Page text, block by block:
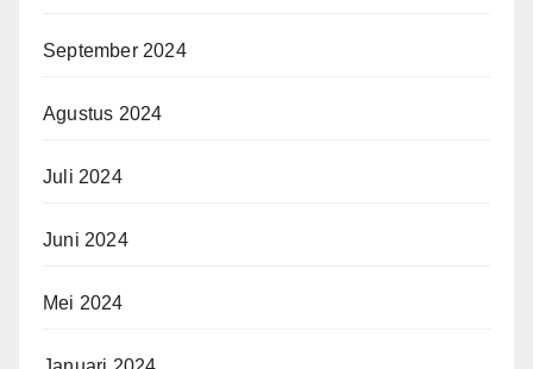
September 2024
Agustus 2024
Juli 2024
Juni 2024
Mei 2024